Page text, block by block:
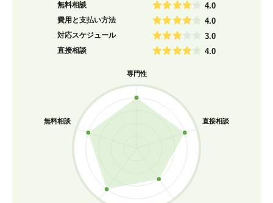
無料相談 4.0
費用と支払い方法 4.0
対応スケジュール 3.0
直接相談 4.0
専門性
直接相談
無料相談